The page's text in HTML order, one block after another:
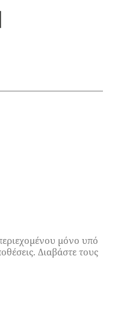
μόνο υπό
Διαβάστε τους